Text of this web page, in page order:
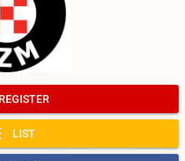
REGISTER
LIST